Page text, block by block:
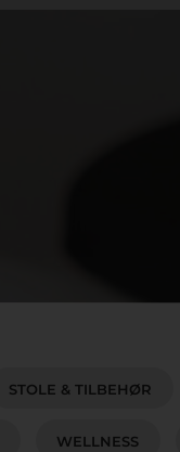
STOLE & TILBEHØR
WELLNESS